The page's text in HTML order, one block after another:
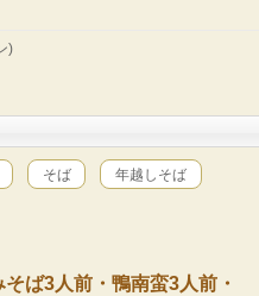
)
そば 年越しそば
ば3人前・鴨南蛮3人前・